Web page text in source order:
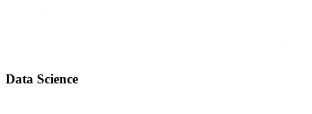
Data Science